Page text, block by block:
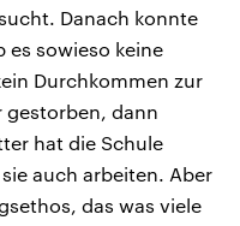
Danach konnte
es sowieso keine
Durchkommen zur
gestorben, dann
hat die Schule
auch arbeiten. Aber
das was viele